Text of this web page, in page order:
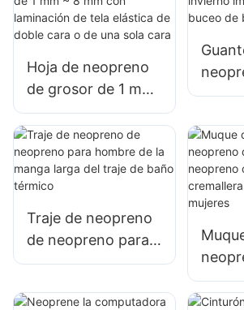
Hoja de neopreno
de grosor de 1 mm
~ 8 mm con
laminación de tela
elástica de doble
cara o de una sola
Traje de neopreno
de neopreno para
hombre de la
traje de baño